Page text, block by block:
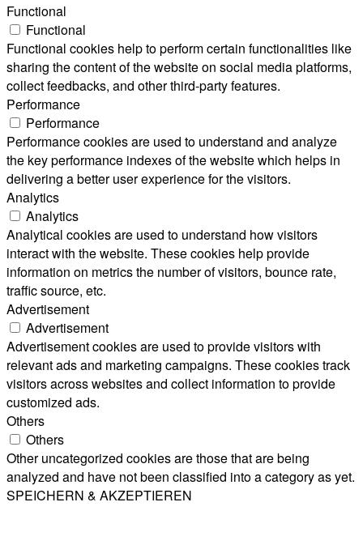
Functional
Functional
Functional cookies help to perform certain functionalities like
sharing the content of the website on social media platforms,
collect feedbacks, and other third-party features.
Performance
Performance
Performance cookies are used to understand and analyze
the key performance indexes of the website which helps in
delivering a better user experience for the visitors.
Analytics
Analytics
Analytical cookies are used to understand how visitors
interact with the website. These cookies help provide
information on metrics the number of visitors, bounce rate,
traffic source, etc.
Advertisement
Advertisement
Advertisement cookies are used to provide visitors with
relevant ads and marketing campaigns. These cookies track
visitors across websites and collect information to provide
customized ads.
Others
Others
Other uncategorized cookies are those that are being
analyzed and have not been classified into a category as yet.
SPEICHERN & AKZEPTIEREN